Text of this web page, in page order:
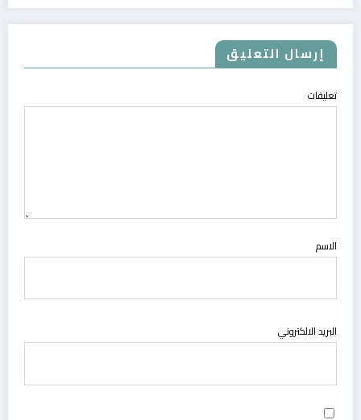
إرسال التعليق
تعليقات
الاسم
البريد الالكتروني